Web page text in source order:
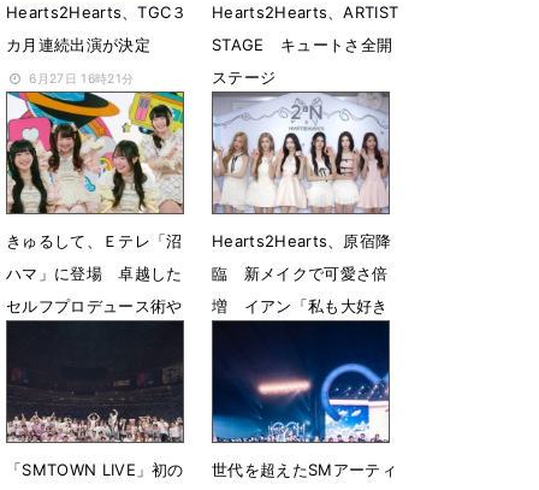
Hearts2Hearts、TGC３
カ月連続出演が決定
6月27日 16時21分
Hearts2Hearts、ARTIST
STAGE キュートさ全開
ステージ
5月13日 14時01分
きゅるして、Ｅテレ「沼
ハマ」に登場 卓越した
セルフプロデュース術や
Hearts2Hearts、原宿降
臨 新メイクで可愛さ倍
増 イアン「私も大好き
4月9日 12時34分
「SMTOWN LIVE」初の
世代を超えたSMアーティ